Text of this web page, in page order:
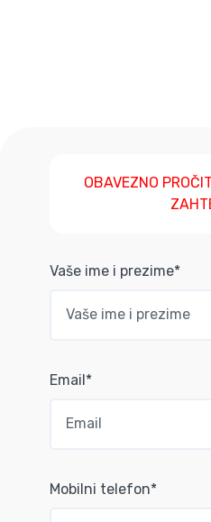
OBAVEZNO
Vaše ime i prezime*
Email*
Mobilni telefon*